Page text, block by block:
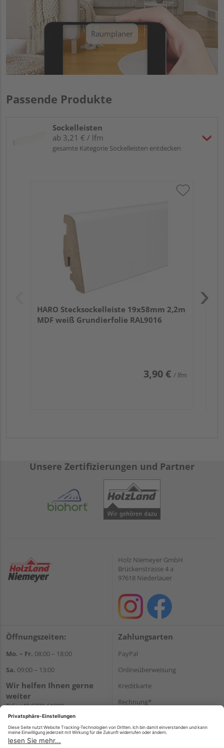
Raumplaner
Passende Produkte
Sockelleisten
ab 3,21 € / lfm
gesamte Kategorie Sockelleisten entdecken
HARO Stecksockelleiste 19x58mm 2,2m
MDF weiß Grundierfolie RAL9016
3,90 € / lfm
Unsere Zertifizierungen und Partner
Holz Niemeyer GmbH
Brückenstrasse 4 a
97618 Niederlauer
Öffnungszeiten:
Mo. – Fr. 08:00 – 18:00
Sa. 09:00 – 13:00
Wir helfen Ihnen gerne
weiter
Tel.:+49 9771 61880
E-Mail:info@holzland-
niemeyer.de
Zahlungsarten
PayPal
Onlineüberweisung
Kreditkarte
Rechnung*
Versand